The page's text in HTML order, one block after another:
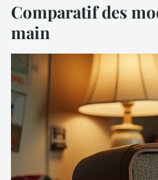
Comparatif des
main